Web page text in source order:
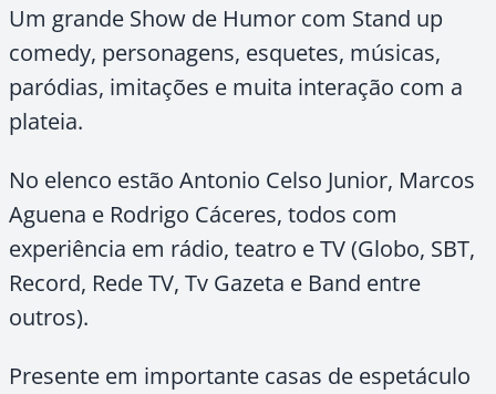
Um grande Show de Humor com Stand up
comedy, personagens, esquetes, músicas,
paródias, imitações e muita interação com a
plateia.
No elenco estão Antonio Celso Junior, Marcos
Aguena e Rodrigo Cáceres, todos com
experiência em rádio, teatro e TV (Globo, SBT,
Record, Rede TV, Tv Gazeta e Band entre
outros).
Presente em importante casas de espetáculo